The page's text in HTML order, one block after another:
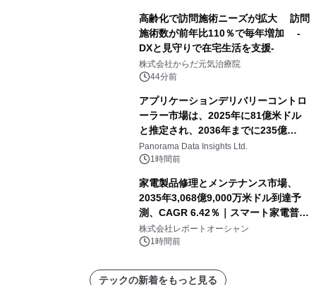
高齢化で訪問施術ニーズが拡大 訪問
施術数が前年比110％で毎年増加 -
DXと見守りで在宅生活を支援-
株式会社からだ元気治療院
44分前
アプリケーションデリバリーコントロ
ーラー市場は、2025年に81億米ドル
と推定され、2036年までに235億
8,000万米ドルに達すると予測されて
おり、予測期間（2026年～2036年）
Panorama Data Insights Ltd.
1時間前
家電製品修理とメンテナンス市場、
2035年3,068億9,000万米ドル到達予
測、CAGR 6.42％｜スマート家電普
及・循環型経済・メンテナンス需要拡
大が成長を加速
株式会社レポートオーシャン
1時間前
テックの新着をもっと見る